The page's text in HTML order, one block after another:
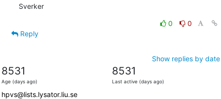
Sverker
0
0
Reply
Show replies by date
8531
Age (days ago)
8531
Last active (days ago)
hpvs@lists.lysator.liu.se